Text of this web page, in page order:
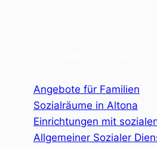
Angebote für Familien
Sozialräume in Altona
Einrichtungen mit
Allgemeiner Sozialer